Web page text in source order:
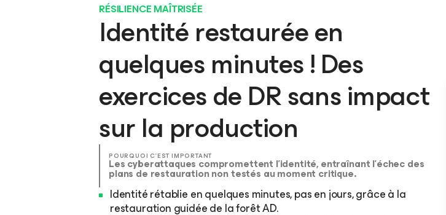
RÉSILIENCE MAÎTRISÉE
Identité restaurée en
quelques minutes ! Des
exercices de DR sans impact
sur la production
POURQUOI C’EST IMPORTANT
Les cyberattaques compromettent l’identité, entraînant l’échec des
plans de restauration non testés au moment critique.
Identité rétablie en quelques minutes, pas en jours, grâce à la
restauration guidée de la forêt AD.